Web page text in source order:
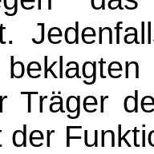
Träger
der